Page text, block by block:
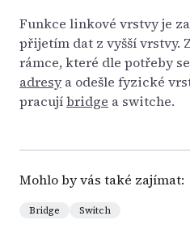
Funkce linkové vrstvy je
přijetím dat z vyšší vrstvy.
rámce, které dle potřeby
adresya odešle fyzické
pracujíbridge a switche.
Mohlo by vás také zajímat:
Bridge Switch